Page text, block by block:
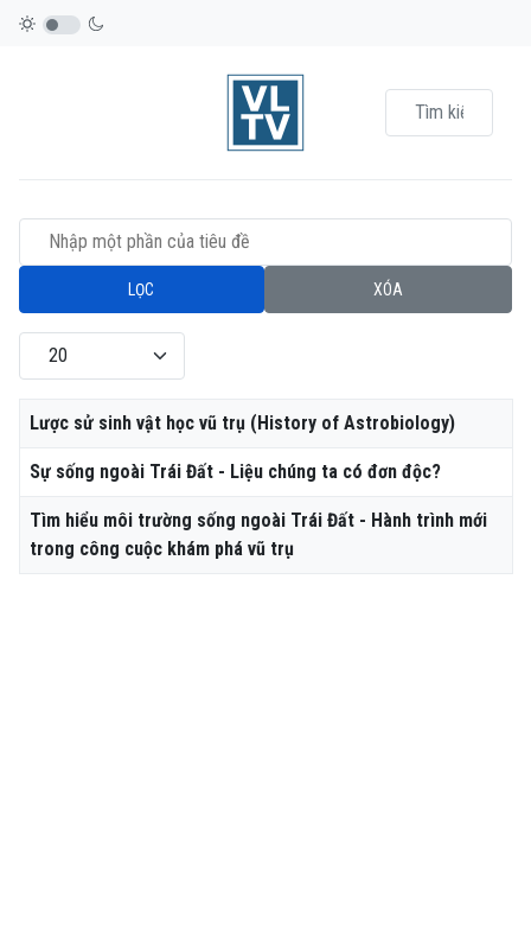
Nhập một phần của tiêu đề
LỌC XÓA
Hiển thị #
Tiêu đề
Lược sử sinh vật học vũ trụ (History of Astrobiology)
Sự sống ngoài Trái Đất - Liệu chúng ta có đơn độc?
Tìm hiểu môi trường sống ngoài Trái Đất - Hành trình mới
trong công cuộc khám phá vũ trụ